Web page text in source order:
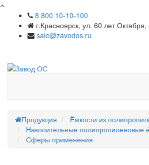
8 800 10-10-100
г.Красноярск, ул. 60 лет Октября,
sale@zavodos.ru
Продукция
Ёмкости из
Накопительные полипропиленовые
Сферы применения